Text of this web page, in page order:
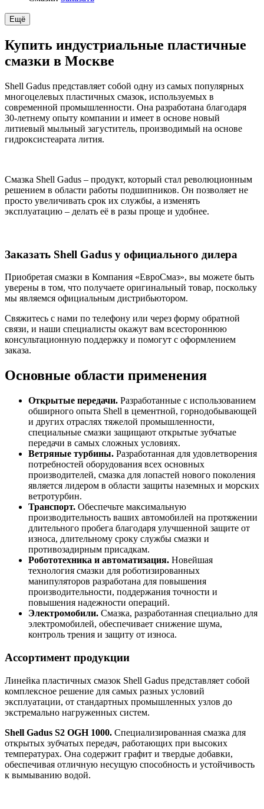
Ещё
Купить индустриальные пластичные
смазки в Москве
Shell Gadus представляет собой одну из самых популярных
многоцелевых пластичных смазок, используемых в
современной промышленности. Она разработана благодаря
30-летнему опыту компании и имеет в основе новый
литиевый мыльный загуститель, производимый на основе
гидроксистеарата лития.
Смазка Shell Gadus – продукт, который стал революционным
решением в области работы подшипников. Он позволяет не
просто увеличивать срок их службы, а изменять
эксплуатацию – делать её в разы проще и удобнее.
Заказать Shell Gadus у официального дилера
Приобретая смазки в Компания «ЕвроСмаз», вы можете быть
уверены в том, что получаете оригинальный товар, поскольку
мы являемся официальным дистрибьютором.
Свяжитесь с нами по телефону или через форму обратной
связи, и наши специалисты окажут вам всестороннюю
консультационную поддержку и помогут с оформлением
заказа.
Основные области применения
Открытые передачи. Разработанные с использованием
обширного опыта Shell в цементной, горнодобывающей
и других отраслях тяжелой промышленности,
специальные смазки защищают открытые зубчатые
передачи в самых сложных условиях.
Ветряные турбины. Разработанная для удовлетворения
потребностей оборудования всех основных
производителей, смазка для лопастей нового поколения
является лидером в области защиты наземных и морских
ветротурбин.
Транспорт. Обеспечьте максимальную
производительность ваших автомобилей на протяжении
длительного пробега благодаря улучшенной защите от
износа, длительному сроку службы смазки и
противозадирным присадкам.
Робототехника и автоматизация. Новейшая
технология смазки для роботизированных
манипуляторов разработана для повышения
производительности, поддержания точности и
повышения надежности операций.
Электромобили. Смазка, разработанная специально для
электромобилей, обеспечивает снижение шума,
контроль трения и защиту от износа.
Ассортимент продукции
Линейка пластичных смазок Shell Gadus представляет собой
комплексное решение для самых разных условий
эксплуатации, от стандартных промышленных узлов до
экстремально нагруженных систем.
Shell Gadus S2 OGH 1000. Специализированная смазка для
открытых зубчатых передач, работающих при высоких
температурах. Она содержит графит и твердые добавки,
обеспечивая отличную несущую способность и устойчивость
к вымыванию водой.